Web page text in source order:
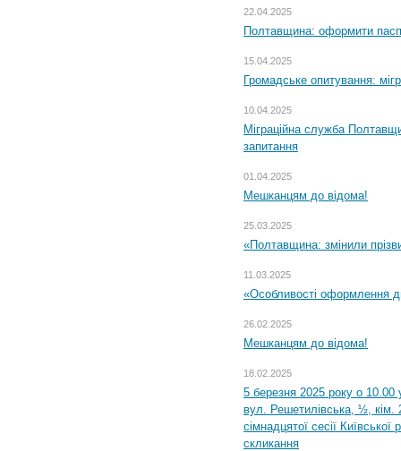
22.04.2025
Полтавщина: оформити
15.04.2025
Громадське опитування:
10.04.2025
Міграційна служба
запитання
01.04.2025
Мешканцям до відома!
25.03.2025
«Полтавщина: змінили
11.03.2025
«Особливості оформлення
26.02.2025
Мешканцям до відома!
18.02.2025
5 березня 2025 року о 10.00
вул. Решетилівська, ½, кім.
сімнадцятої сесії
скликання